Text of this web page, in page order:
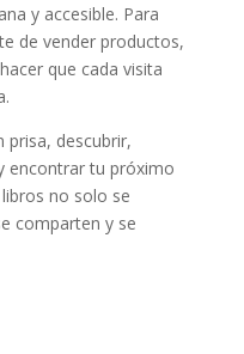
y accesible. Para
de vender productos,
que cada visita
prisa, descubrir,
encontrar tu próximo
no solo se
comparten y se